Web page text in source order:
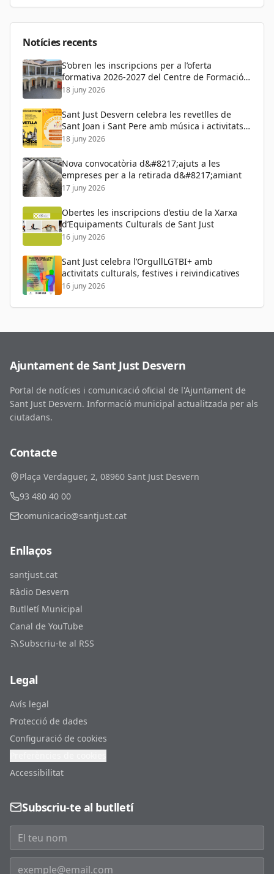
Dona
Notícies recents
S’obren les inscripcions per a l’oferta
formativa 2026-2027 del Centre de Formació
de Persones Adultes
18 juny 2026
Sant Just Desvern celebra les revetlles de
Sant Joan i Sant Pere amb música i activitats
per a tots els públics
18 juny 2026
Nova convocatòria d&#8217;ajuts a les
empreses per a la retirada d&#8217;amiant
17 juny 2026
Obertes les inscripcions d’estiu de la Xarxa
d’Equipaments Culturals de Sant Just
16 juny 2026
Sant Just celebra l’OrgullLGTBI+ amb
activitats culturals, festives i reivindicatives
16 juny 2026
Ajuntament de Sant Just Desvern
Portal de notícies i comunicació oficial de l'Ajuntament de
Sant Just Desvern. Informació municipal actualitzada per als
ciutadans.
Contacte
Plaça Verdaguer, 2, 08960 Sant Just Desvern
93 480 40 00
comunicacio@santjust.cat
Enllaços
santjust.cat
Ràdio Desvern
Butlletí Municipal
Canal de YouTube
Subscriu-te al RSS
Legal
Avís legal
Protecció de dades
Configuració de cookies
Accessibilitat
Subscriu-te al butlletí